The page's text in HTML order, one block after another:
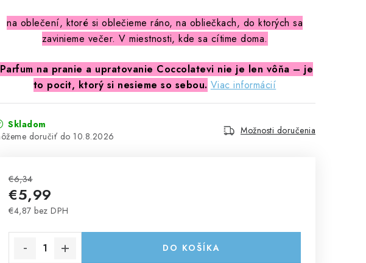
na oblečení, ktoré si oblečieme ráno, na obliečkach, do ktorých sa
zavinieme večer. V miestnosti, kde sa cítime doma.
Parfum na pranie a upratovanie Coccolatevi nie je len vôňa – je
to pocit, ktorý si nesieme so sebou. Viac informácií
Skladom
10.8.2026
Možnosti doručenia
€6,34
€5,99
€4,87 bez DPH
DO KOŠÍKA